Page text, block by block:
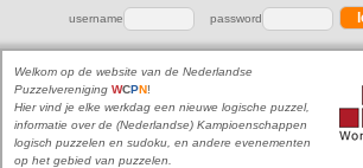
username password
Welkom op de website van de Nederlandse
Puzzelvereniging WCPN!
Hier vind je elke werkdag een nieuwe logische puzzel,
informatie over de (Nederlandse) Kampioenschappen
logisch puzzelen en sudoku, en andere evenementen
op het gebied van puzzelen.